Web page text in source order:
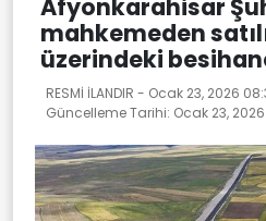
Afyonkarahisar
mahkemeden
üzerindeki
RESMİ İLANDIR - Ocak 23, 2026
Güncelleme Tarihi: Ocak 23,